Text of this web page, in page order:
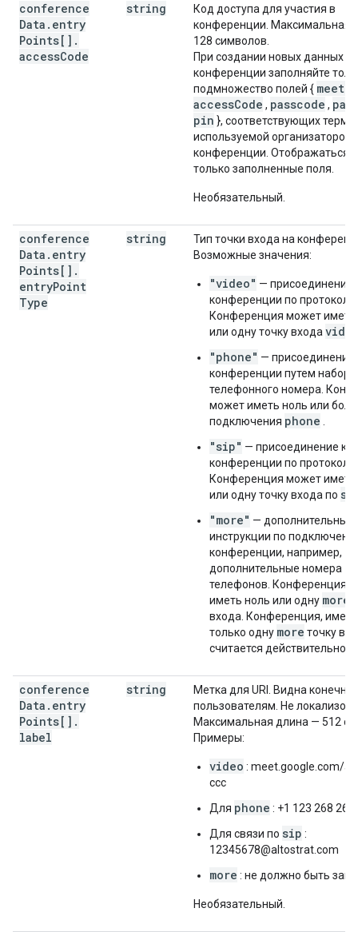
conference
Data . entry
Points[] .
accessCode
string
Код доступа для участия в
конференции. Максимальная
128 символов.
При создании новых данных
конференции заполняйте
подмножество полей {
accessCode , passcode ,
pin }, соответствующих
используемой организатором
конференции. Отображаться
только заполненные поля.
Необязательный.
conference
Data . entry
Points[] .
entryPoint
Type
string
Тип точки входа на
Возможные значения:
"video" — присоединение
конференции по протоколу
Конференция может иметь
или одну точку входа
"phone" — присоединение
конференции путем набора
телефонного номера.
может иметь ноль или
подключения phone
"sip" — присоединение к
конференции по протоколу
Конференция может иметь
или одну точку входа по
"more" — дополнительные
инструкции по
конференции, например,
дополнительные номера
телефонов. Конференция
иметь ноль или одну more
входа. Конференция,
только одну more точку
считается действительной.
conference
Data . entry
Points[] .
label
string
Метка для URI. Видна
пользователям. Не
Максимальная длина — 512
Примеры:
video : meet.google.com/
ccc
Для phone : +1 123 268
Для связи по sip :
12345678@altostrat.com
more : не должно быть
Необязательный.